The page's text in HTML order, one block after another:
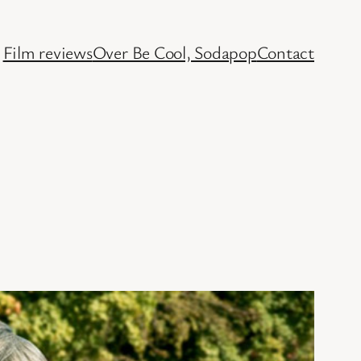
Film reviewsOver Be Cool, SodapopContact